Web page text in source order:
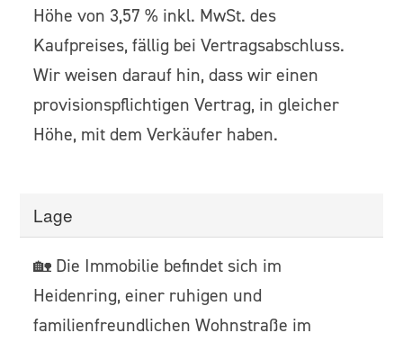
Höhe von 3,57 % inkl. MwSt. des
Kaufpreises, fällig bei Vertragsabschluss.
Wir weisen darauf hin, dass wir einen
provisionspflichtigen Vertrag, in gleicher
Höhe, mit dem Verkäufer haben.
Lage
🏡 Die Immobilie befindet sich im
Heidenring, einer ruhigen und
familienfreundlichen Wohnstraße im